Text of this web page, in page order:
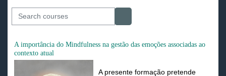
Search courses
Search courses
A importância do Mindfulness na gestão das emoções associadas ao
contexto atual
A presente formação pretende